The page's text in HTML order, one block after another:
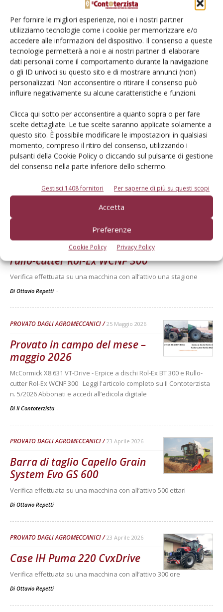
Per fornire le migliori esperienze, noi e i nostri partner
utilizziamo tecnologie come i cookie per memorizzare e/o
accedere alle informazioni del dispositivo. Il consenso a queste
tecnologie permetterà a noi e ai nostri partner di elaborare
dati personali come il comportamento durante la navigazione
o gli ID univoci su questo sito e di mostrare annunci (non)
personalizzati. Non acconsentire o ritirare il consenso può
influire negativamente su alcune caratteristiche e funzioni.
Clicca qui sotto per acconsentire a quanto sopra o per fare
scelte dettagliate. Le tue scelte saranno applicate solamente a
questo sito. È possibile modificare le impostazioni in qualsiasi
momento, compreso il ritiro del consenso, utilizzando i
pulsanti della Cookie Policy o cliccando sul pulsante di gestione
del consenso nella parte inferiore dello schermo.
Gestisci 1408 fornitori Per saperne di più su questi scopi
Accetta
Preferenze
Cookie Policy Privacy Policy
Dalla stessa categoria
PROVATO DAGLI AGROMECCANICI 25 Maggio 2026
McCormick X8.631 VT-Drive
Di Ottavio Repetti-
PROVATO DAGLI AGROMECCANICI 25 Maggio 2026
Erpice a dischi Rol-Ex BT 300 e
rullo-cutter Rol-Ex WCNF 300
Verifica effettuata su una macchina con all’attivo una stagione
Di Ottavio Repetti -
PROVATO DAGLI AGROMECCANICI 25 Maggio 2026
Provato in campo del mese –
maggio 2026
McCormick X8.631 VT-Drive - Erpice a dischi Rol-Ex BT 300 e Rullo-
cutter Rol-Ex WCNF 300 Leggi l'articolo completo su Il Contoterzista
n. 5/2026 Abbonati e accedi all’edicola digitale
Di Il Contoterzista -
PROVATO DAGLI AGROMECCANICI 23 Aprile 2026
Barra di taglio Capello Grain
System Evo GS 600
Verifica effettuata su una macchina con all’attivo 500 ettari
Di Ottavio Repetti
PROVATO DAGLI AGROMECCANICI 23 Aprile 2026
Case IH Puma 220 CvxDrive
Verifica effettuata su una macchina con all’attivo 300 ore
Di Ottavio Repetti